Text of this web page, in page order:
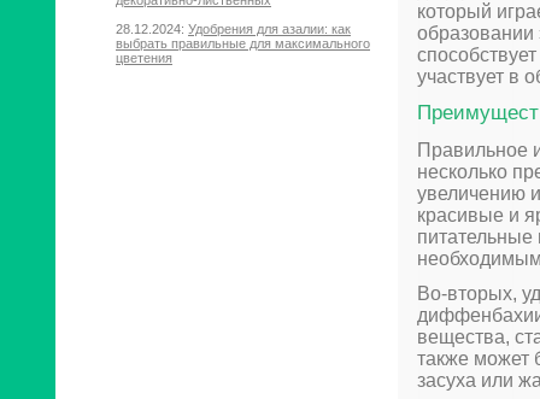
28.12.2024: Удобрения для азалии: как
выбрать правильные для максимального
цветения
который
образовании
участвует в
Правильное
несколько
увеличению
красивые и
Во-вторых,
вещества,
также может
засуха или